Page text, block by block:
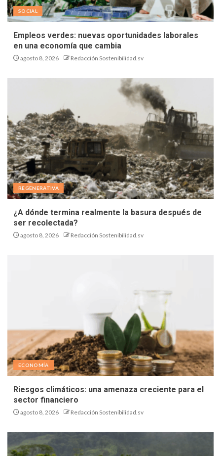
SOCIAL
Empleos verdes: nuevas oportunidades laborales
en una economía que cambia
agosto 8, 2026 Redacción Sostenibilidad.sv
REGENERATIVA
¿A dónde termina realmente la basura después de
ser recolectada?
agosto 8, 2026 Redacción Sostenibilidad.sv
ECONOMÍA
Riesgos climáticos: una amenaza creciente para el
sector financiero
agosto 8, 2026 Redacción Sostenibilidad.sv